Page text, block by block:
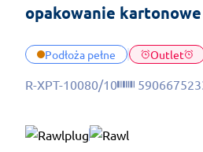
opakowanie
Podłoża pełne Outlet
R-XPT-10080/10